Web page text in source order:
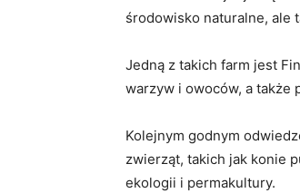
środowisko ‍naturalne, ale
Jedną⁣ z ⁤takich farm ⁢jest
‍warzyw i owoców, a także
Kolejnym godnym
⁤zwierząt, takich ⁢jak konie
ekologii i permakultury.